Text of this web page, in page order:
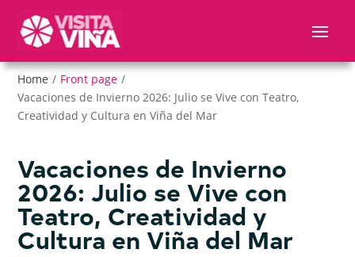
este
web
incluye
sistema
Home / Front page /
Vacaciones de Invierno 2026: Julio se Vive con Teatro,
Creatividad y Cultura en Viña del Mar
Vacaciones de Invierno
2026: Julio se Vive con
Teatro, Creatividad y
Cultura en Viña del Mar